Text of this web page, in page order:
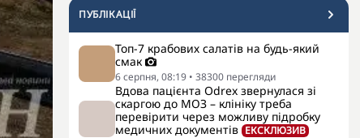
ПУБЛІКАЦІЇ
Топ-7 крабових салатів на будь-який
смак
6 серпня, 08:19 • 38300 перегляди
Вдова пацієнта Odrex звернулася зі
скаргою до МОЗ – клініку треба
перевірити через можливу підробку
медичних документів ЕКСКЛЮЗИВ